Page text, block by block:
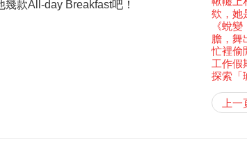
幾​款​All-day Breakfast​吧！
藝術作
古宅裏
古宅裡
奶庫推
✈數量
演出期
4月21
暫時關
我們的
還未太
新年
青菜沙
【藝
Pop-up
煥然一
參觀啦
【招
《她和
篇
觀賞《
意事項
【當昌
藝穗會
舞台上
drinks
藝穗會
一分鐘
們一生
Sold
聘請:
【藝穗
麼是最
【藝穗
🕵【有
【藝穗
廚Joe
【藝穗
食午餐
藝穗會
【藝穗
根在藝
Japan
Ring-
👻
會的20
👻
的20
【藝穗
啦！
🎈
🕵【有
【藝穗
+
第三場
【藝穗
設計藝
的準導
願望
一連四
且結束
諗好今
未？一
第二次
8月20
墨爾本
2016
在攝影
品味藝
暫停開
藝穗默
舞蹈家
三隻手
2月5
公開招
熱情滿
圖利古
風欲
喜氣
普世歡
八周年
藝術公
次會議
試過
藝術家
北烈
掛起乙
Elaine
Benny
2015-
Gloria
多姿多
「你是
「一睡
藝術家
跟大家
Gloria
理妥善
「鬧市
「美
方！」
Benefit
會@畫
愛這片
謝謝您
榮獲「
獎
“Artists
fringe
與義工
冰窖變
Being
Fringe
冰窖午
想知道
實習生
欸，她
《蛻
膽，舞
忙裡偷
工作
探索「
藝術家
冰窖今
攝影廊
12:00-
上一